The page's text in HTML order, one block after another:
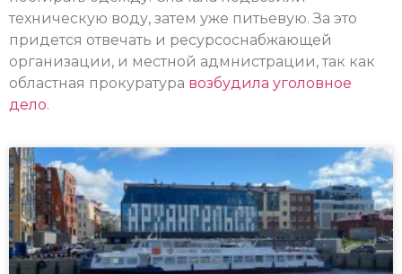
техническую воду, затем уже питьевую. За это
придется отвечать и ресурсоснабжающей
организации, и местной адмнистрации, так как
областная прокуратура возбудила уголовное
дело.